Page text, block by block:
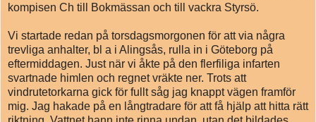
kompisen Ch till Bokmässan och till vackra Styrsö.
Vi startade redan på torsdagsmorgonen för att via några
trevliga anhalter, bl a i Alingsås, rulla in i Göteborg på
eftermiddagen. Just när vi åkte på den flerfiliga infarten
svartnade himlen och regnet vräkte ner. Trots att
vindrutetorkarna gick för fullt såg jag knappt vägen framför
mig. Jag hakade på en långtradare för att få hjälp att hitta rätt